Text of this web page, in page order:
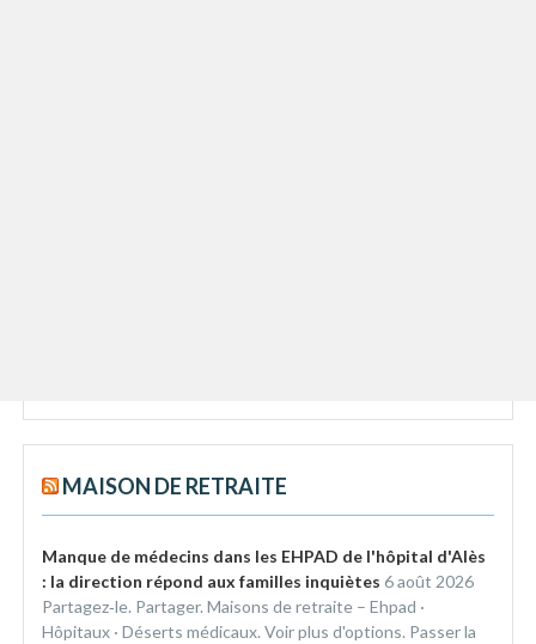
MAISON DE RETRAITE
Manque de médecins dans les EHPAD de l'hôpital d'Alès
: la direction répond aux familles inquiètes 6 août 2026
Partagez‑le. Partager. Maisons de retraite – Ehpad ·
Hôpitaux · Déserts médicaux. Voir plus d'options. Passer la